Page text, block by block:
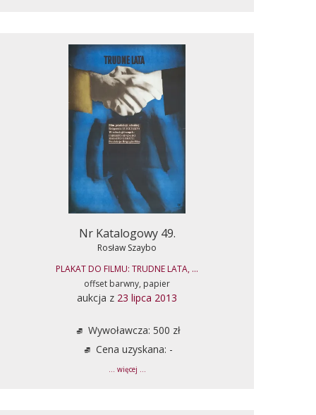
Nr Katalogowy 49.
Rosław Szaybo
PLAKAT DO FILMU: TRUDNE LATA, ...
offset barwny, papier
aukcja z 23 lipca 2013
Wywoławcza: 500 zł
Cena uzyskana: -
... więcej ...